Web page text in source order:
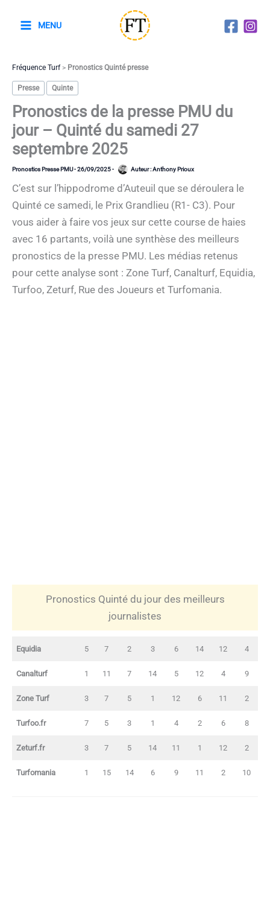
MENU
Fréquence Turf> Pronostics Quinté presse
Presse Quinte
Pronostics de la presse PMU du
jour – Quinté du samedi 27
septembre 2025
Pronostics Presse PMU-26/09/2025- Auteur :Anthony Prioux
C’est sur l’hippodrome d’Auteuil que se déroulera le
Quinté ce samedi, le Prix Grandlieu (R1- C3). Pour
vous aider à faire vos jeux sur cette course de haies
avec 16 partants, voilà une synthèse des meilleurs
pronostics de la presse PMU. Les médias retenus
pour cette analyse sont : Zone Turf, Canalturf, Equidia,
Turfoo, Zeturf, Rue des Joueurs et Turfomania.
Pronostics Quinté du jour des meilleurs
journalistes
Equidia 5 7 2 3 6 14 12 4
Canalturf 1 11 7 14 5 12 4 9
Zone Turf 3 7 5 1 12 6 11 2
Turfoo.fr 7 5 3 1 4 2 6 8
Zeturf.fr 3 7 5 14 11 1 12 2
Turfomania 1 15 14 6 9 11 2 10